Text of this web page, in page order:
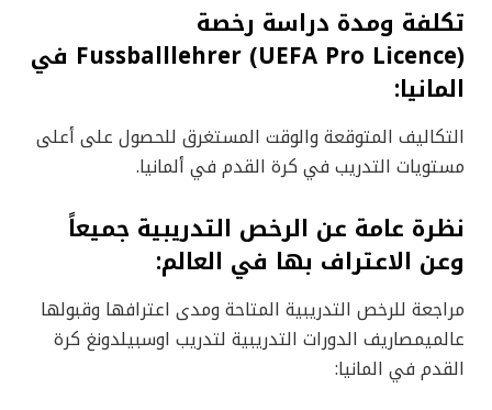
تكلفة ومدة دراسة رخصة
Fussballlehrer (UEFA Pro Licence) في
المانيا:
التكاليف المتوقعة والوقت المستغرق للحصول على أعلى
مستويات التدريب في كرة القدم في ألمانيا.
نظرة عامة عن الرخص التدريبية جميعاً
وعن الاعتراف بها في العالم:
مراجعة للرخص التدريبية المتاحة ومدى اعترافها وقبولها
عالميمصاريف الدورات التدريبية لتدريب اوسبيلدونغ كرة
القدم في المانيا: